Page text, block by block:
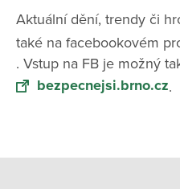
Aktuální dění, trendy či
také na facebookovém
. Vstup na FB je možný
bezpecnejsi.brno.cz.